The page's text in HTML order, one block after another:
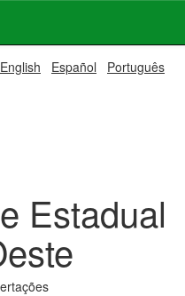
English Español Português
Estadual